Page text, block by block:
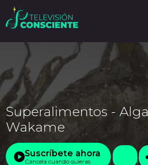
Superalimentos - Alga
Wakame
Suscríbete ahora
Cancela cuando quieras